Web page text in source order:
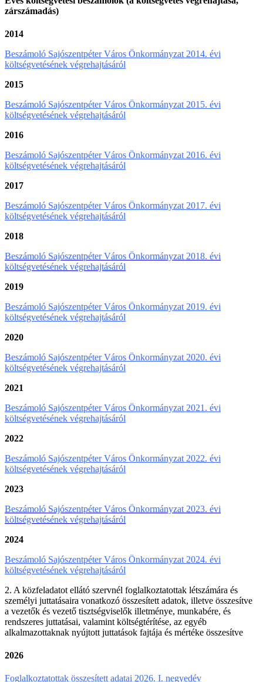
zárszámadás)
2014
Beszámoló Sajószentpéter Város Önkormányzat 2014. évi
költségvetésének végrehajtásáról
2015
Beszámoló Sajószentpéter Város Önkormányzat 2015. évi
költségvetésének végrehajtásáról
2016
Beszámoló Sajószentpéter Város Önkormányzat 2016. évi
költségvetésének végrehajtásáról
2017
Beszámoló Sajószentpéter Város Önkormányzat 2017. évi
költségvetésének végrehajtásáról
2018
Beszámoló Sajószentpéter Város Önkormányzat 2018. évi
költségvetésének végrehajtásáról
2019
Beszámoló Sajószentpéter Város Önkormányzat 2019. évi
költségvetésének végrehajtásáról
2020
Beszámoló Sajószentpéter Város Önkormányzat 2020. évi
költségvetésének végrehajtásáról
2021
Beszámoló Sajószentpéter Város Önkormányzat 2021. évi
költségvetésének végrehajtásáról
2022
Beszámoló Sajószentpéter Város Önkormányzat 2022. évi
költségvetésének végrehajtásáról
2023
Beszámoló Sajószentpéter Város Önkormányzat 2023. évi
költségvetésének végrehajtásáról
2024
Beszámoló Sajószentpéter Város Önkormányzat 2024. évi
költségvetésének végrehajtásáról
2. A közfeladatot ellátó szervnél foglalkoztatottak létszámára és
személyi juttatásaira vonatkozó összesített adatok, illetve összesítve
a vezetők és vezető tisztségviselők illetménye, munkabére, és
rendszeres juttatásai, valamint költségtérítése, az egyéb
alkalmazottaknak nyújtott juttatások fajtája és mértéke összesítve
2026
Foglalkoztatottak összesített adatai 2026. I. negyedév